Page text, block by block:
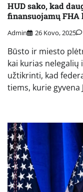
HUD sako, kad
finansuojamų FHA
Admin 26 Kovo, 2025
Būsto ir miesto
kai kurias
užtikrinti, kad
tiems, kurie gyvena